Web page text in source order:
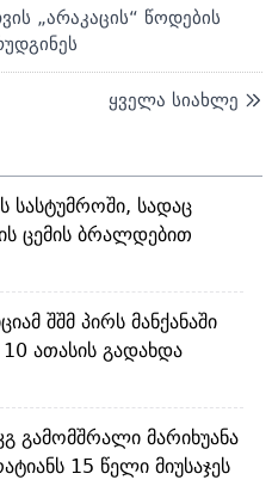
„არაკაცის“ წოდების
ყველა სიახლე
სადაც
ცემის ბრალდებით
შშმ პირს მანქანაში
10 ათასის გადახდა
გამომშრალი მარიხუანა
15 წელი მიუსაჯეს